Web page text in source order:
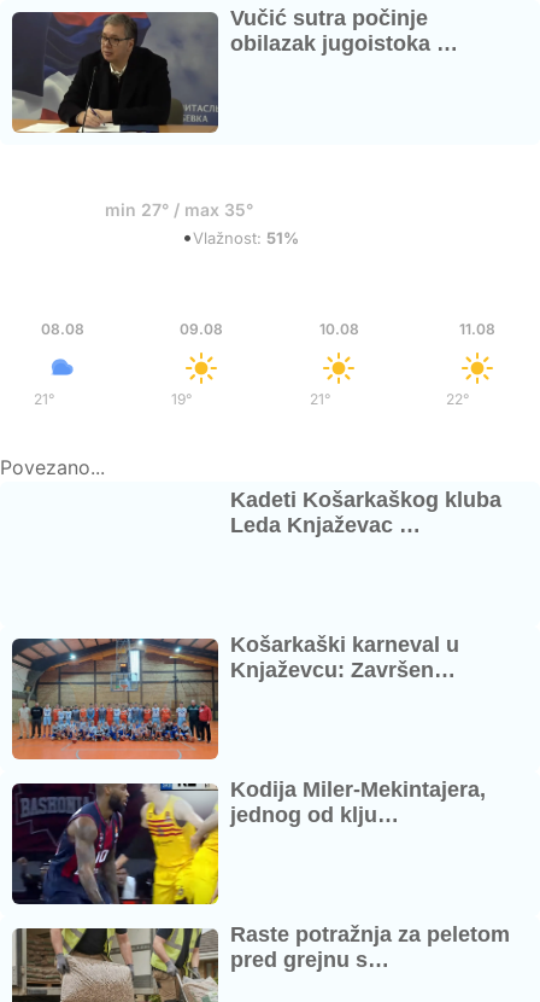
Vučić sutra počinje
obilazak jugoistoka …
min 27° / max 35°
•Vlažnost: 51%
08.08
21°
09.08
19°
10.08
21°/
11.08
22°
Povezano...
Kadeti Košarkaškog kluba
Leda Knjaževac …
Košarkaški karneval u
Knjaževcu: Završen…
Kodija Miler-Mekintajera,
jednog od klju…
Raste potražnja za peletom
pred grejnu s…